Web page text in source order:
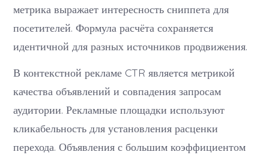
метрика выражает интересность сниппета для
посетителей. Формула расчёта сохраняется
идентичной для разных источников продвижения.
В контекстной рекламе CTR является метрикой
качества объявлений и совпадения запросам
аудитории. Рекламные площадки используют
кликабельность для установления расценки
перехода. Объявления с большим коэффициентом